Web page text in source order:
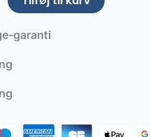
garanti